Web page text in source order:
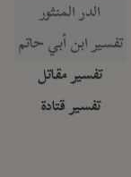
الدر المنثور
تفسير ابن أبي حاتم
تفسير مقاتل
تفسير قتادة